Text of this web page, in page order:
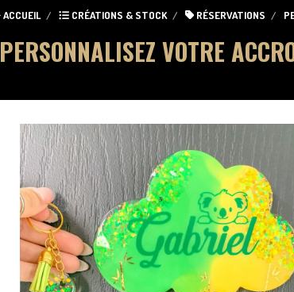
ACCUEIL CRÉATIONS & STOCK RÉSERVATIONS
PERSONNALISEZ VOTRE